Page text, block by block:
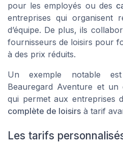
pour les employés ou des
entreprises qui organisent
d’équipe. De plus, ils
fournisseurs de loisirs pour
à des prix réduits.
Un exemple notable
Beauregard Aventure et
qui permet aux entreprises
complète de loisirs à tarif
Les tarifs